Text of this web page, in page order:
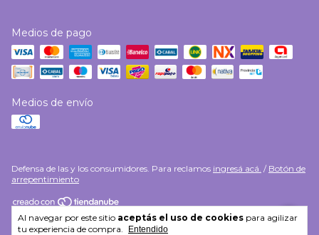
Al navegar por este sitio aceptás el uso de cookies para agilizar
tu experiencia de compra.
Entendido
Medios de pago
Medios de envío
Defensa de las y los consumidores. Para reclamos ingresá acá. / Botón de
arrepentimiento
Copyright Hanabi Store - 2026. Todos los derechos reservados.